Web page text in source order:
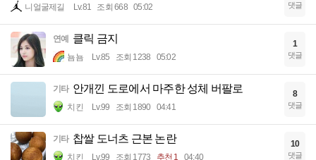
니얼굴제길 Lv.81 조회 668 05:02 댓글
연예 클릭 금지
뇸뇸 Lv.85 조회 1238 05:02
1
댓글
기타 안개낀 도로에서 마주한 성체 버팔로
치킨 Lv.99 조회 1890 04:41
8
댓글
기타 찹쌀 도너츠 근본 논란
치킨 Lv.99 조회 1773 추천 1 04:40
10
댓글